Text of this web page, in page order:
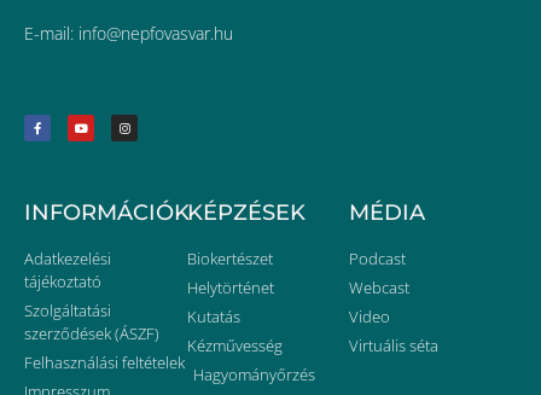
E-mail: uh.ravsavofpen@ofni
INFORMÁCIÓK
Adatkezelési
tájékoztató
Szolgáltatási
szerződések (ÁSZF)
Felhasználási feltételek
KÉPZÉSEK
Biokertészet
Helytörténet
Kutatás
Kézművesség
Hagyományőrzés
MÉDIA
Podcast
Webcast
Video
Virtuális séta